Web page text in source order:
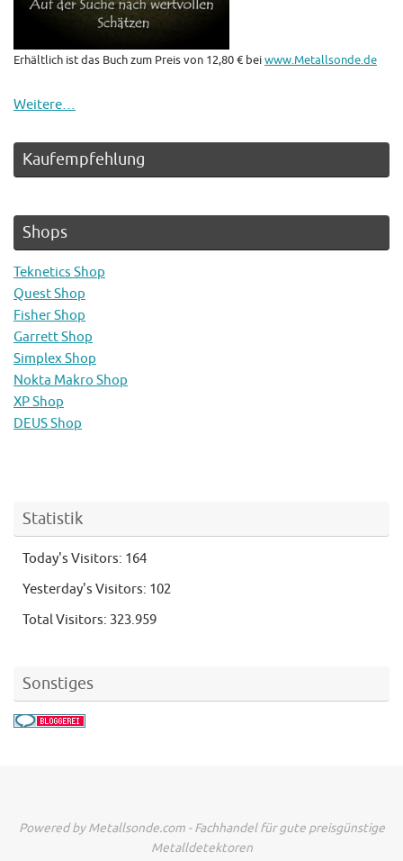
Erhältlich ist das Buch zum Preis von 12,80 € beiwww.Metallsonde.de
Weitere…
Kaufempfehlung
Shops
Teknetics Shop
Quest Shop
Fisher Shop
Garrett Shop
Simplex Shop
Nokta Makro Shop
XP Shop
DEUS Shop
Statistik
Today's Visitors: 164
Yesterday's Visitors: 102
Total Visitors: 323.959
Sonstiges
Powered by Metallsonde.com - Fachhandel für gute preisgünstige
Metalldetektoren